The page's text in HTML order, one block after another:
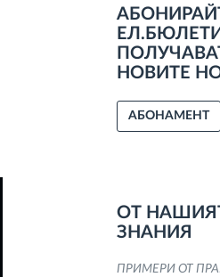
НОВИТЕ
АБОНАМЕНТ
ОТ
ЗНАНИЯ
ПРИМЕРИ ОТ